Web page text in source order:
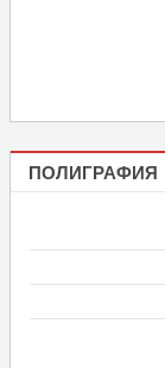
ПОЛИГРАФИЯ